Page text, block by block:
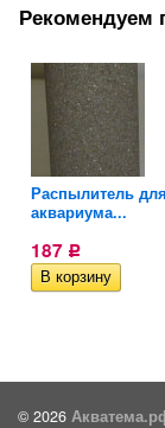
Рекомендуем
Распылитель для
аквариума...
187 Р
© 2026